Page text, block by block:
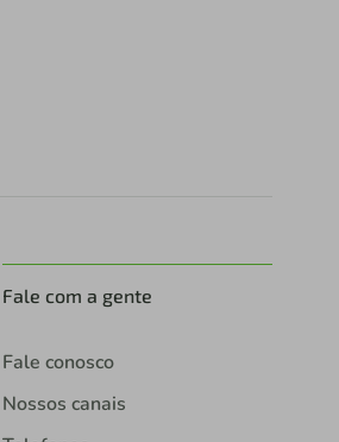
Fale com a gente
Fale conosco
Nossos canais